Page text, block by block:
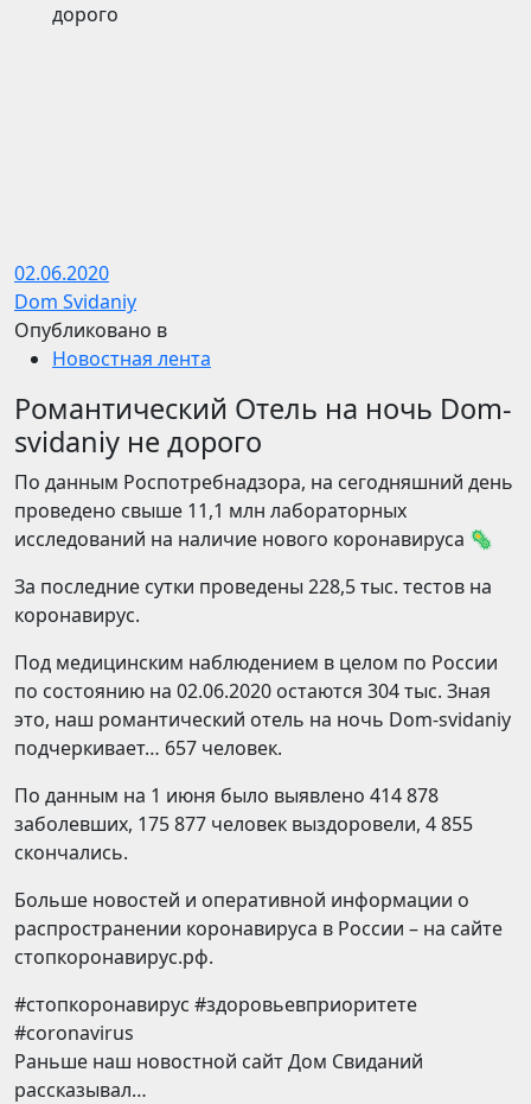
дорого
02.06.2020
Dom Svidaniy
Опубликовано в
Новостная лента
Романтический Отель на ночь Dom-
svidaniy не дорого
По данным Роспотребнадзора, на сегодняшний день
проведено свыше 11,1 млн лабораторных
исследований на наличие нового коронавируса 🦠
За последние сутки проведены 228,5 тыс. тестов на
коронавирус.
Под медицинским наблюдением в целом по России
по состоянию на 02.06.2020 остаются 304 тыс. Зная
это, наш романтический отель на ночь Dom-svidaniy
подчеркивает… 657 человек.
По данным на 1 июня было выявлено 414 878
заболевших, 175 877 человек выздоровели, 4 855
скончались.
Больше новостей и оперативной информации о
распространении коронавируса в России – на сайте
стопкоронавирус.рф.
#стопкоронавирус #здоровьевприоритете
#coronavirus
Раньше наш новостной сайт Дом Свиданий
рассказывал…